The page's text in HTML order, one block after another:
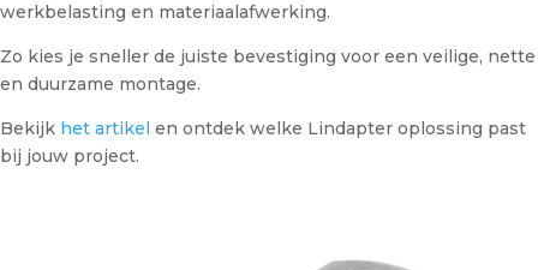
werkbelasting en materiaalafwerking.
Zo kies je sneller de juiste bevestiging voor een veilige, nette
en duurzame montage.
Bekijk het artikel en ontdek welke Lindapter oplossing past
bij jouw project.